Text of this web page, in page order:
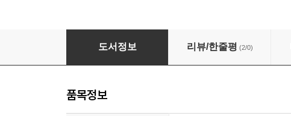
스마트폰 하나로 시작하는 AI 창작
도서정보 리뷰/한줄평 (2/0)
품목정보